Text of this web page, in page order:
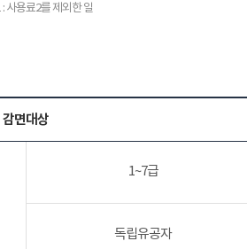
사용료2를 제외한 일
감면대상
1~7급
독립유공자